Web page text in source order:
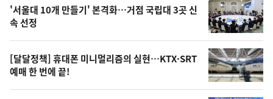
늘
의
영
상
'서울대 10개 만들기' 본격화…거점 국립대 3곳 신
속 선정
[달달정책] 휴대폰 미니멀리즘의 실현…KTX·SRT
예매 한 번에 끝!